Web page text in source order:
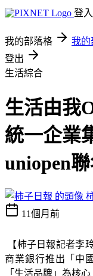
登入
我的部落格 我的
登出
生活綜合
生活由我
統一企業
uniopen
11個月前
【柿子日報記者李
商業銀行推出「中
「生活品牌」為核